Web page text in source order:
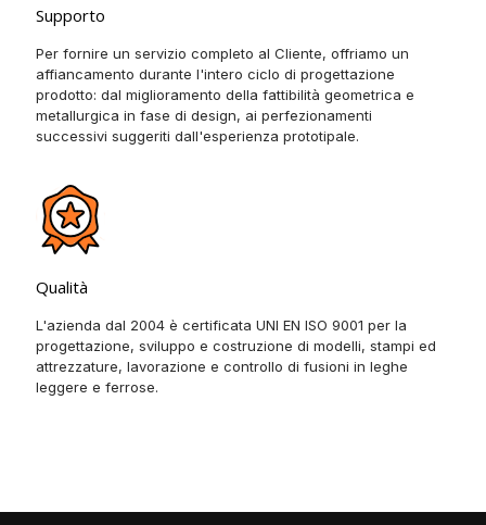
Supporto
Per fornire un servizio completo al Cliente, offriamo un
affiancamento durante l'intero ciclo di progettazione
prodotto: dal miglioramento della fattibilità geometrica e
metallurgica in fase di design, ai perfezionamenti
successivi suggeriti dall'esperienza prototipale.
Qualità
L'azienda dal 2004 è certificata UNI EN ISO 9001 per la
progettazione, sviluppo e costruzione di modelli, stampi ed
attrezzature, lavorazione e controllo di fusioni in leghe
leggere e ferrose.